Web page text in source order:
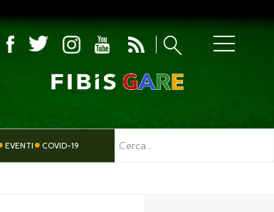
EVENTI COVID-19